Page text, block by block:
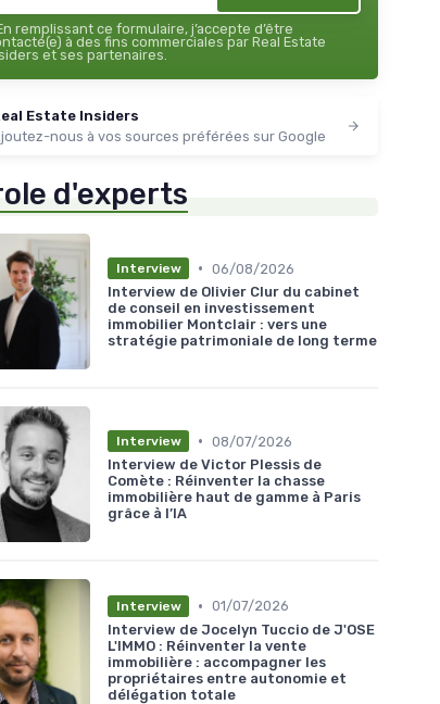
remplissant ce formulaire, j’accepte d’être
à des fins commerciales par Real Estate
et ses partenaires.
Estate Insiders
nous à vos sources préférées sur Google
d'experts
Interview • 06/08/2026
Interview de Olivier Clur du cabinet
de conseil en investissement
immobilier Montclair : vers une
stratégie patrimoniale de long terme
Interview • 08/07/2026
Interview de Victor Plessis de
Comète : Réinventer la chasse
immobilière haut de gamme à Paris
grâce à l’IA
Interview • 01/07/2026
Interview de Jocelyn Tuccio de J'OSE
L'IMMO : Réinventer la vente
immobilière : accompagner les
propriétaires entre autonomie et
délégation totale